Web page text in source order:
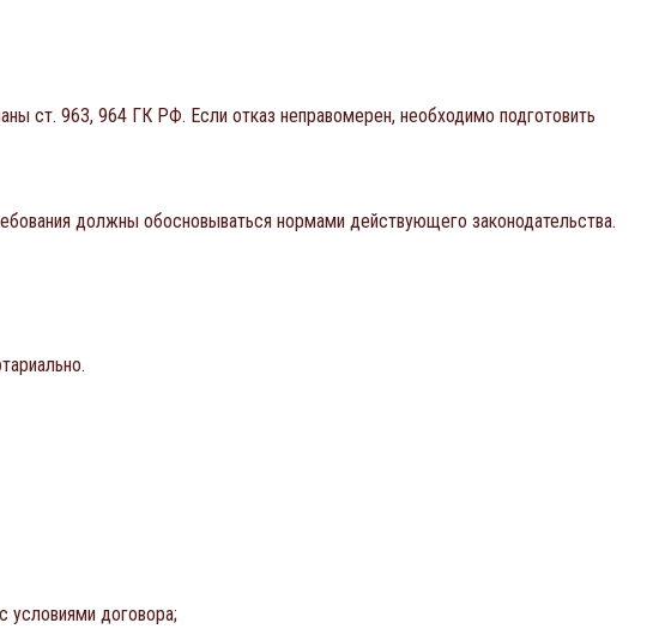
ст. 963, 964 ГК РФ. Если отказ неправомерен, необходимо подготовить
должны обосновываться нормами действующего законодательства.
условиями договора;